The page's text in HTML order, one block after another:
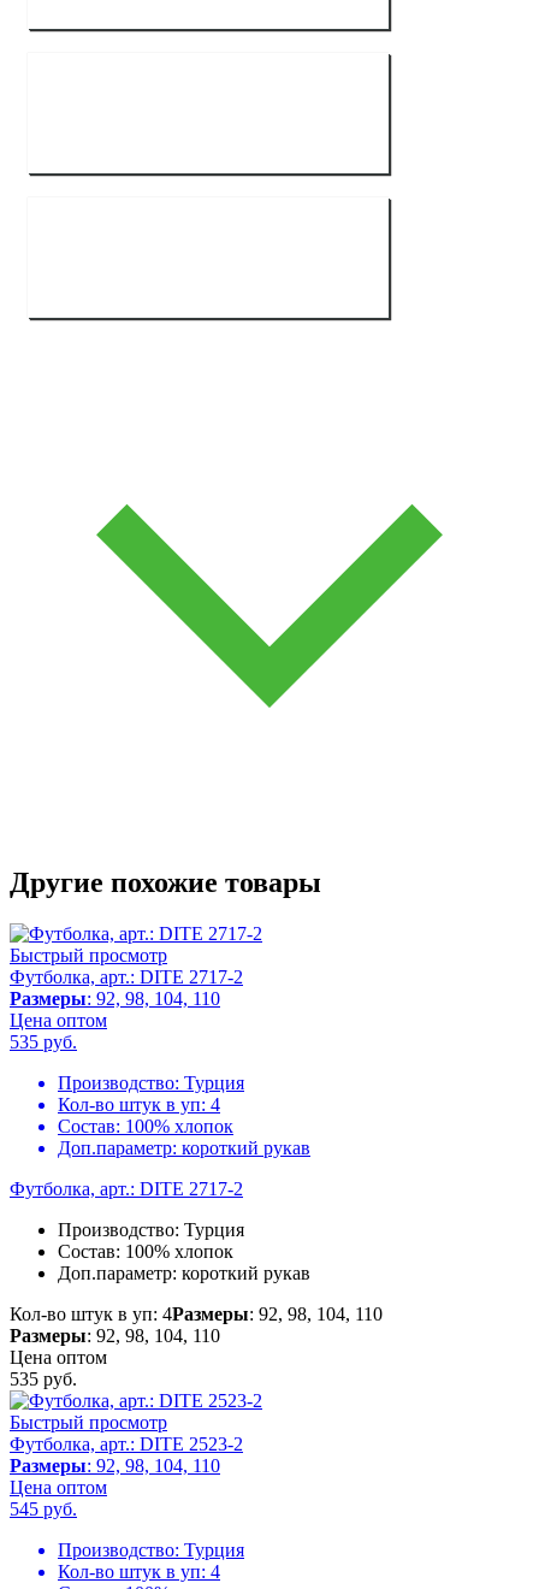
Другие похожие товары
Быстрый просмотр
Футболка, арт.: DITE 2717-2
Размеры: 92, 98, 104, 110
Цена оптом
535 руб.
Производство: Турция
Кол-во штук в уп: 4
Состав: 100% хлопок
Доп.параметр: короткий рукав
Футболка, арт.: DITE 2717-2
Производство: Турция
Состав: 100% хлопок
Доп.параметр: короткий рукав
Кол-во штук в уп: 4Размеры: 92, 98, 104, 110
Размеры: 92, 98, 104, 110
Цена оптом
535 руб.
Быстрый просмотр
Футболка, арт.: DITE 2523-2
Размеры: 92, 98, 104, 110
Цена оптом
545 руб.
Производство: Турция
Кол-во штук в уп: 4